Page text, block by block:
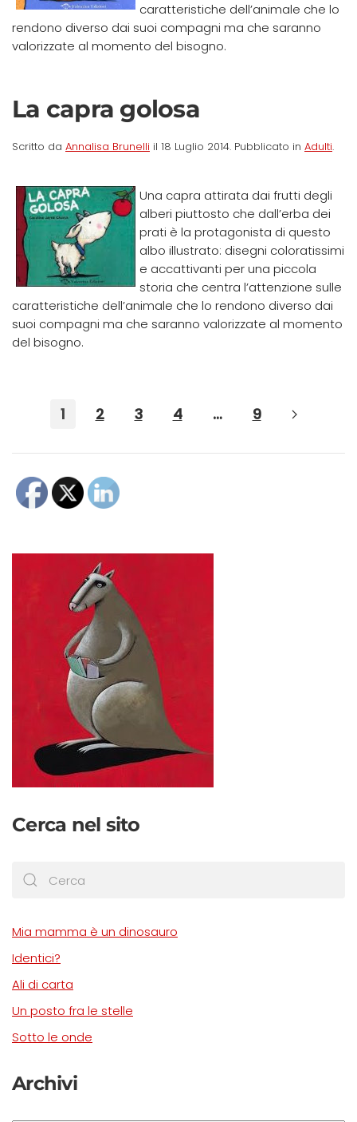
caratteristiche dell’animale che lo
rendono diverso dai suoi compagni ma che saranno
valorizzate al momento del bisogno.
La capra golosa
Scritto da Annalisa Brunelli il 18 Luglio 2014. Pubblicato in Adulti.
Una capra attirata dai frutti degli
alberi piuttosto che dall’erba dei
prati è la protagonista di questo
albo illustrato: disegni coloratissimi
e accattivanti per una piccola
storia che centra l’attenzione sulle
caratteristiche dell’animale che lo rendono diverso dai
suoi compagni ma che saranno valorizzate al momento
del bisogno.
1 2 3 4 … 9
Cerca nel sito
Mia mamma è un dinosauro
Identici?
Ali di carta
Un posto fra le stelle
Sotto le onde
Archivi